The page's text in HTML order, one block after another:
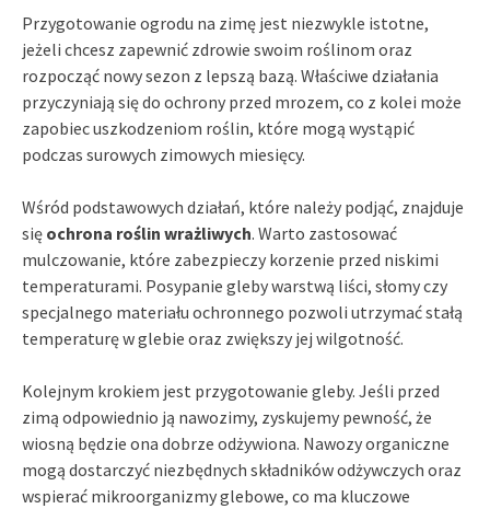
Przygotowanie ogrodu na zimę jest niezwykle istotne,
jeżeli chcesz zapewnić zdrowie swoim roślinom oraz
rozpocząć nowy sezon z lepszą bazą. Właściwe działania
przyczyniają się do ochrony przed mrozem, co z kolei może
zapobiec uszkodzeniom roślin, które mogą wystąpić
podczas surowych zimowych miesięcy.
Wśród podstawowych działań, które należy podjąć, znajduje
się ochrona roślin wrażliwych. Warto zastosować
mulczowanie, które zabezpieczy korzenie przed niskimi
temperaturami. Posypanie gleby warstwą liści, słomy czy
specjalnego materiału ochronnego pozwoli utrzymać stałą
temperaturę w glebie oraz zwiększy jej wilgotność.
Kolejnym krokiem jest przygotowanie gleby. Jeśli przed
zimą odpowiednio ją nawozimy, zyskujemy pewność, że
wiosną będzie ona dobrze odżywiona. Nawozy organiczne
mogą dostarczyć niezbędnych składników odżywczych oraz
wspierać mikroorganizmy glebowe, co ma kluczowe